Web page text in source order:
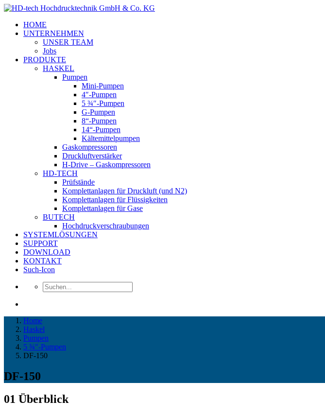
HOME
UNTERNEHMEN
UNSER TEAM
Jobs
PRODUKTE
HASKEL
Pumpen
Mini-Pumpen
4″-Pumpen
5 ¾″-Pumpen
G-Pumpen
8“-Pumpen
14“-Pumpen
Kältemittelpumpen
Gaskompressoren
Druckluftverstärker
H-Drive – Gaskompressoren
HD-TECH
Prüfstände
Komplettanlagen für Druckluft (und N2)
Komplettanlagen für Flüssigkeiten
Komplettanlagen für Gase
BUTECH
Hochdruckverschraubungen
SYSTEMLÖSUNGEN
SUPPORT
DOWNLOAD
KONTAKT
Such-Icon
Home
Haskel
Pumpen
5 ¾″-Pumpen
DF-150
DF-150
01 Überblick